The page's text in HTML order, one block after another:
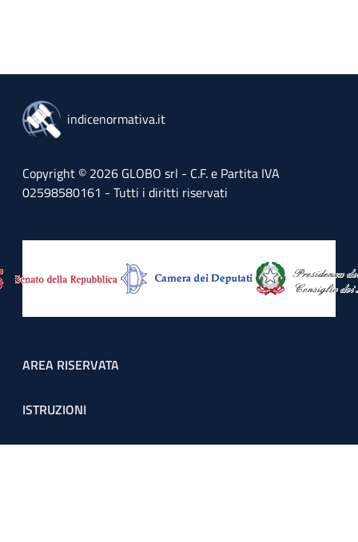
indicenormativa.it
Copyright © 2026 GLOBO srl - C.F. e Partita IVA
02598580161 - Tutti i diritti riservati
Footer menu
AREA RISERVATA
ISTRUZIONI